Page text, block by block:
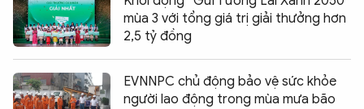
mùa 3 với tổng giá trị giải thưởng hơn
2,5 tỷ đồng
EVNNPC chủ động bảo vệ sức khỏe
người lao động trong mùa mưa bão